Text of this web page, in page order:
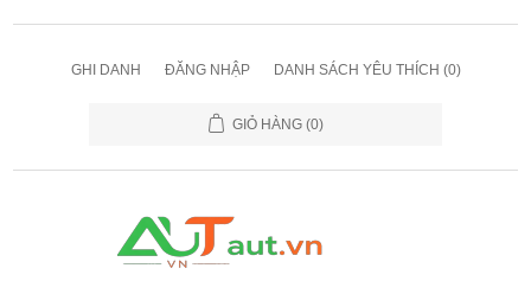
GHI DANH ĐĂNG NHẬP DANH SÁCH YÊU THÍCH (0)
GIỎ HÀNG (0)